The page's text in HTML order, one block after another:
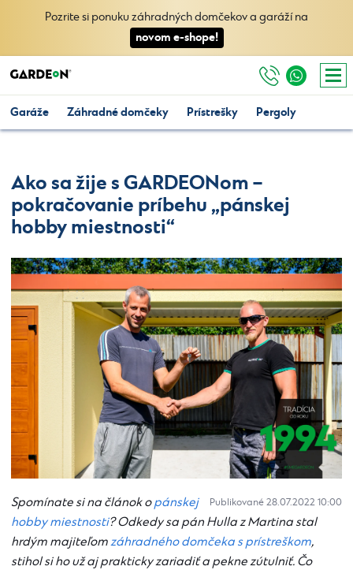
Pozrite si ponuku záhradných domčekov a garáží na
novom e-shope!
Garáže Záhradné domčeky Prístrešky Pergoly
Ako sa žije s GARDEONom –
pokračovanie príbehu „pánskej
hobby miestnosti“
Publikované 28.07.2022 10:00
Spomínate si na článok opánskej
hobby miestnosti? Odkedy sa pán Hulla z Martina stal
hrdým majiteľomzáhradného domčeka s prístreškom,
stihol si ho už aj prakticky zariadiť a pekne zútulniť. Čo